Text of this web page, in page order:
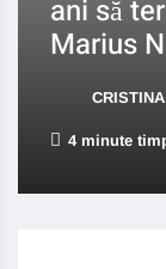
ani să
Marius
CRISTINA
4 minute